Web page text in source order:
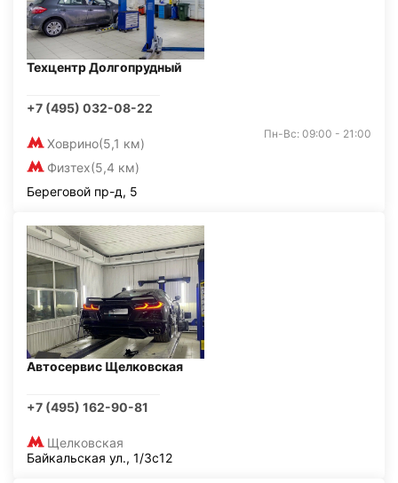
Техцентр Долгопрудный
+7 (495) 032-08-22
Ховрино(5,1 км)
Физтех(5,4 км)
Пн-Вс: 09:00 - 21:00
Береговой пр-д, 5
Автосервис Щелковская
+7 (495) 162-90-81
Щелковская
Байкальская ул., 1/3с12